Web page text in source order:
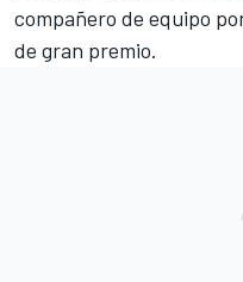
compañero de equipo
de gran premio.